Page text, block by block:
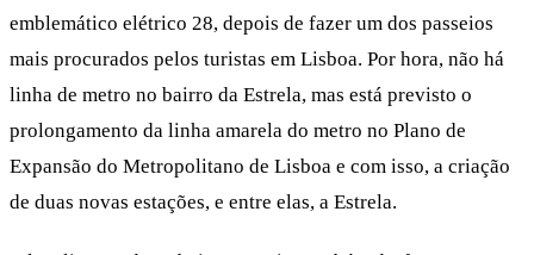
emblemático elétrico 28, depois de fazer um dos passeios
mais procurados pelos turistas em Lisboa. Por hora, não há
linha de metro no bairro da Estrela, mas está previsto o
prolongamento da linha amarela do metro no Plano de
Expansão do Metropolitano de Lisboa e com isso, a criação
de duas novas estações, e entre elas, a Estrela.